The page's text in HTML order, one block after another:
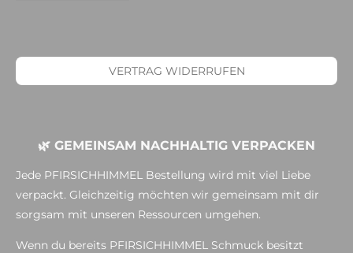
VERTRAG WIDERRUFEN
🌿 GEMEINSAM NACHHALTIG VERPACKEN
Jede PFIRSICHHIMMEL Bestellung wird mit viel Liebe
verpackt. Gleichzeitig möchten wir gemeinsam mit dir
sorgsam mit unseren Ressourcen umgehen.
Wenn du bereits PFIRSICHHIMMEL Schmuck besitzt